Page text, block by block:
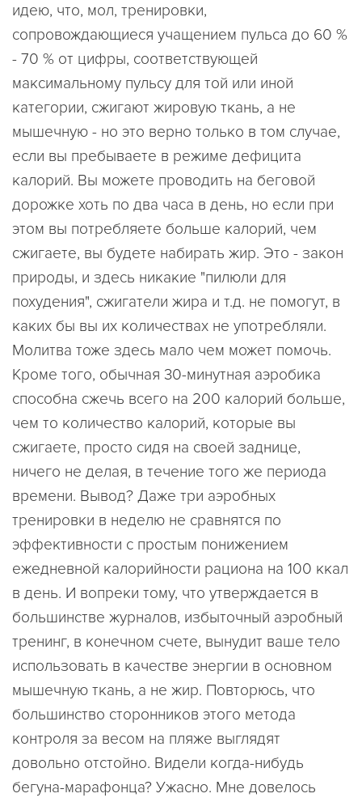
идею, что, мол, тренировки,
сопровождающиеся учащением пульса до 60 %
- 70 % от цифры, соответствующей
максимальному пульсу для той или иной
категории, сжигают жировую ткань, а не
мышечную - но это верно только в том случае,
если вы пребываете в режиме дефицита
калорий. Вы можете проводить на беговой
дорожке хоть по два часа в день, но если при
этом вы потребляете больше калорий, чем
сжигаете, вы будете набирать жир. Это - закон
природы, и здесь никакие "пилюли для
похудения", сжигатели жира и т.д. не помогут, в
каких бы вы их количествах не употребляли.
Молитва тоже здесь мало чем может помочь.
Кроме того, обычная 30-минутная аэробика
способна сжечь всего на 200 калорий больше,
чем то количество калорий, которые вы
сжигаете, просто сидя на своей заднице,
ничего не делая, в течение того же периода
времени. Вывод? Даже три аэробных
тренировки в неделю не сравнятся по
эффективности с простым понижением
ежедневной калорийности рациона на 100 ккал
в день. И вопреки тому, что утверждается в
большинстве журналов, избыточный аэробный
тренинг, в конечном счете, вынудит ваше тело
использовать в качестве энергии в основном
мышечную ткань, а не жир. Повторюсь, что
большинство сторонников этого метода
контроля за весом на пляже выглядят
довольно отстойно. Видели когда-нибудь
бегуна-марафонца? Ужасно. Мне довелось